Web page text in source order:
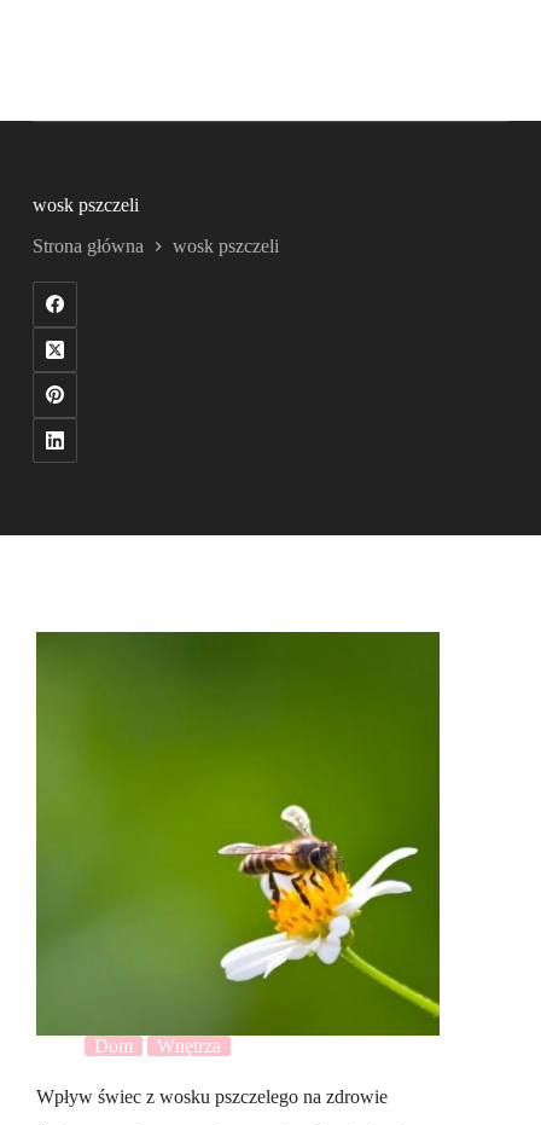
wosk pszczeli
Strona główna wosk pszczeli
Dom Wnętrza
Wpływ świec z wosku pszczelego na zdrowie